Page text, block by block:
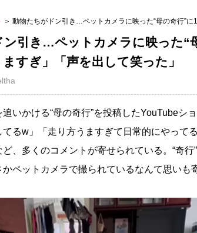
＞ 動物たちがドン引き…ペットカメラに映った“母の奇行”
ン引き…ペットカメラに映った“
すぎ」「声を出して笑った」
いかける“母の奇行”を投稿したYouTubeシ
てるw」「走り方うますぎて日常的にやって
、多くのコメントが寄せられている。“奇
ペットカメラで撮られているなんて思いも